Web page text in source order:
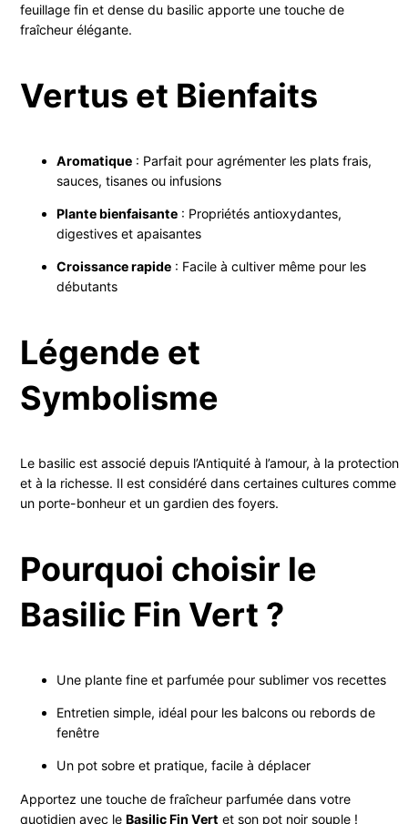
feuillage fin et dense du basilic apporte une touche de
fraîcheur élégante.
Vertus et Bienfaits
Aromatique : Parfait pour agrémenter les plats frais,
sauces, tisanes ou infusions
Plante bienfaisante : Propriétés antioxydantes,
digestives et apaisantes
Croissance rapide : Facile à cultiver même pour les
débutants
Légende et
Symbolisme
Le basilic est associé depuis l’Antiquité à l’amour, à la protection
et à la richesse. Il est considéré dans certaines cultures comme
un porte-bonheur et un gardien des foyers.
Pourquoi choisir le
Basilic Fin Vert ?
Une plante fine et parfumée pour sublimer vos recettes
Entretien simple, idéal pour les balcons ou rebords de
fenêtre
Un pot sobre et pratique, facile à déplacer
Apportez une touche de fraîcheur parfumée dans votre
quotidien avec leBasilic Fin Vert et son pot noir souple !